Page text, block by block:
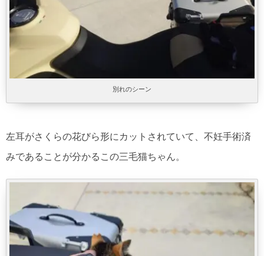
別れのシーン
左耳がさくらの花びら形にカットされていて、不妊手術済
みであることが分かるこの三毛猫ちゃん。